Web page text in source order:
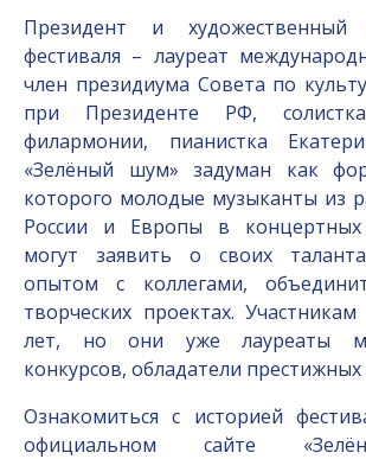
Президент и художественный
фестиваля – лауреат
член президиума Совета по
при Президенте РФ,
филармонии, пианистка
«Зелёный шум» задуман как
которого молодые музыканты из
России и Европы в концертных
могут заявить о своих
опытом с коллегами,
творческих проектах.
лет, но они уже лауреаты
конкурсов, обладатели
Ознакомиться с историей
официальном сайте